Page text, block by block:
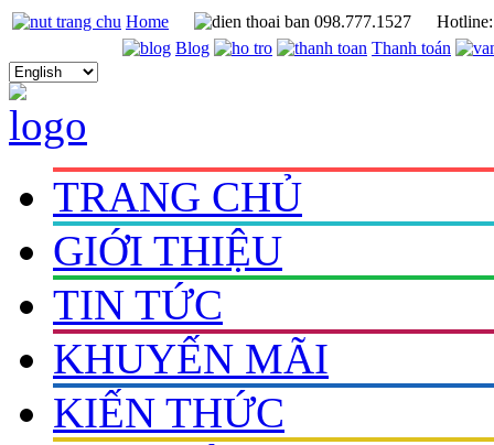
Home 098.777.1527
Blog
Thanh toán
TRANG CHỦ
GIỚI THIỆU
TIN TỨC
KHUYẾN MÃI
KIẾN THỨC